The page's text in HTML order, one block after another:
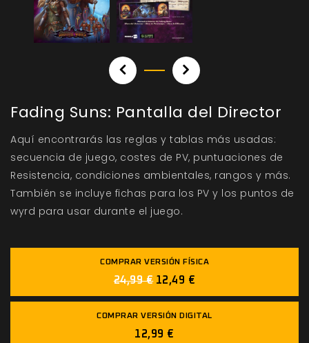
Fading Suns: Pantalla del Director
Aquí encontrarás las reglas y tablas más usadas:
secuencia de juego, costes de PV, puntuaciones de
Resistencia, condiciones ambientales, rangos y más.
También se incluye fichas para los PV y los puntos de
wyrd para usar durante el juego.
COMPRAR VERSIÓN FÍSICA
24,99 € 12,49 €
COMPRAR VERSIÓN DIGITAL
12,99 €